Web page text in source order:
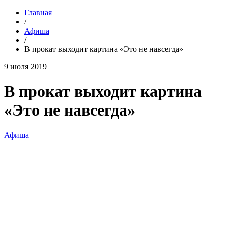
Главная
/
Афиша
/
В прокат выходит картина «Это не навсегда»
9 июля 2019
В прокат выходит картина
«Это не навсегда»
Афиша